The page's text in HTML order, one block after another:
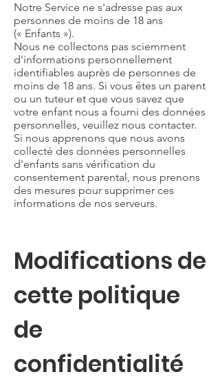
Notre Service ne s'adresse pas aux
personnes de moins de 18 ans
(« Enfants »).
Nous ne collectons pas sciemment
d'informations personnellement
identifiables auprès de personnes de
moins de 18 ans. Si vous êtes un parent
ou un tuteur et que vous savez que
votre enfant nous a fourni des données
personnelles, veuillez nous contacter.
Si nous apprenons que nous avons
collecté des données personnelles
d'enfants sans vérification du
consentement parental, nous prenons
des mesures pour supprimer ces
informations de nos serveurs.
Modifications de
cette politique
de
confidentialité